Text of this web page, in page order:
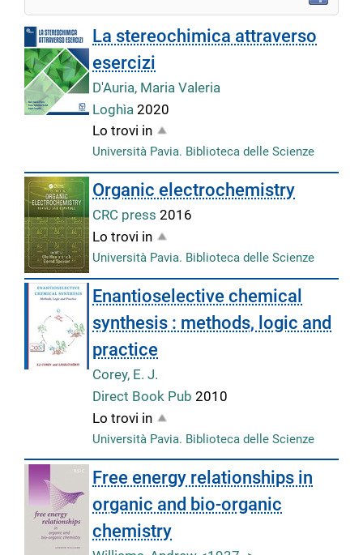
La stereochimica attraverso
esercizi
D'Auria, Maria Valeria
Loghìa2020
Lo trovi in
Università Pavia. Biblioteca delle Scienze
Organic electrochemistry
CRC press2016
Lo trovi in
Università Pavia. Biblioteca delle Scienze
Enantioselective chemical
synthesis : methods, logic and
practice
Corey, E. J.
Direct Book Pub2010
Lo trovi in
Università Pavia. Biblioteca delle Scienze
Free energy relationships in
organic and bio-organic
chemistry